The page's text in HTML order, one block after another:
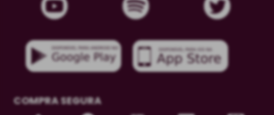
COMPRA SEGURA